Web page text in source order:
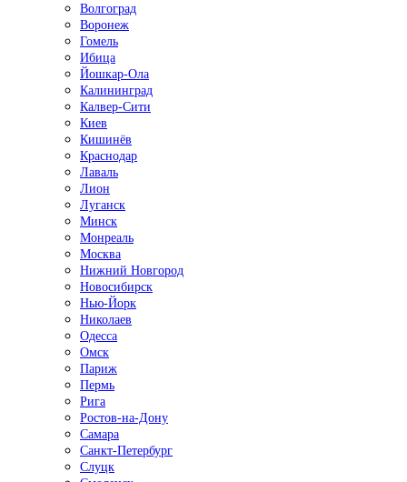
Волгоград
Воронеж
Гомель
Ибица
Йошкар-Ола
Калининград
Калвер-Сити
Киев
Кишинёв
Краснодар
Лаваль
Лион
Луганск
Минск
Монреаль
Москва
Нижний Новгород
Новосибирск
Нью-Йорк
Николаев
Одесса
Омск
Париж
Пермь
Рига
Ростов-на-Дону
Самара
Санкт-Петербург
Слуцк